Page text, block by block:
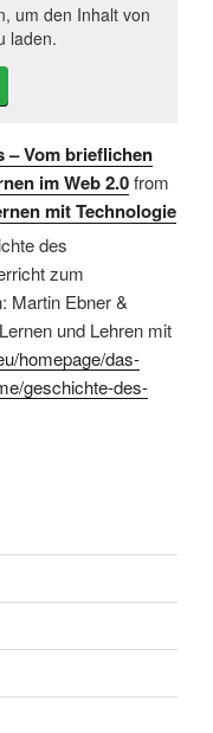
um den Inhalt von
laden.
– Vom brieflichen
im Web 2.0 from
mit Technologie
des
zum
Martin Ebner &
und Lehren mit
homepage/das-
geschichte-des-